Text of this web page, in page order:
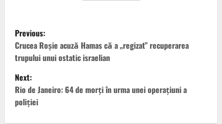
P
o
s
t
n
Previous:
Crucea Roşie acuză Hamas că a „regizat” recuperarea
trupului unui ostatic israelian
Next:
Rio de Janeiro: 64 de morți în urma unei operațiuni a
poliției